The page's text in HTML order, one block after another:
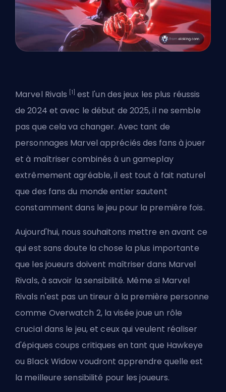
Marvel Rivals [1] est l'un des jeux les plus réussis
de 2024 et avec le début de 2025, il ne semble
pas que cela va changer. Avec tant de
personnages Marvel appréciés des fans à jouer
et à maîtriser combinés à un gameplay
extrêmement agréable, il est tout à fait naturel
que des fans du monde entier sautent
constamment dans le jeu pour la première fois.
Aujourd'hui, nous souhaitons mettre en avant ce
qui est sans doute la chose la plus importante
que les joueurs doivent maîtriser dans Marvel
Rivals, à savoir la sensibilité. Même si Marvel
Rivals n'est pas un tireur à la première personne
comme Overwatch 2, la visée joue un rôle
crucial dans le jeu, et ceux qui veulent réaliser
d'épiques coups critiques en tant que Hawkeye
ou Black Widow voudront apprendre quelle est
la meilleure sensibilité pour les joueurs.